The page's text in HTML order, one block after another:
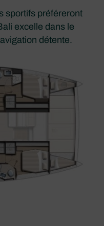
sportifs préféreront
excelle dans le
détente.